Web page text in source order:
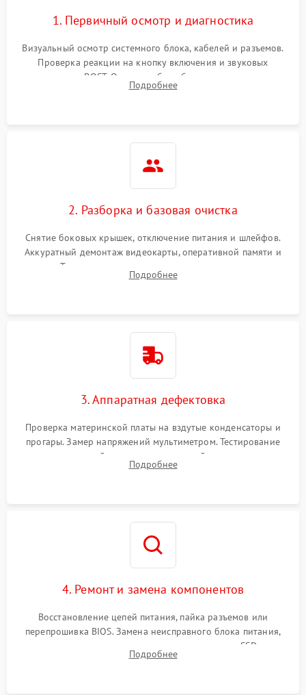
1. Первичный осмотр и диагностика
Визуальный осмотр системного блока, кабелей и разъемов.
Проверка реакции на кнопку включения и звуковых
сигналов POST. Оценка работы блока питания для
локализации базовых неисправностей без полного разбора.
Подробнее
2. Разборка и базовая очистка
Снятие боковых крышек, отключение питания и шлейфов.
Аккуратный демонтаж видеокарты, оперативной памяти и
кулеров. Тщательная очистка корпуса и радиаторов от пыли
с помощью сжатого воздуха для предотвращения
Подробнее
3. Аппаратная дефектовка
Проверка материнской платы на вздутые конденсаторы и
прогары. Замер напряжений мультиметром. Тестирование
оперативной памяти и накопителей с помощью
диагностического ПО для выявления сбойных секторов и
Подробнее
4. Ремонт и замена компонентов
Восстановление цепей питания, пайка разъемов или
перепрошивка BIOS. Замена неисправного блока питания,
видеокарты, процессора или установка нового SSD для
восстановления и повышения скорости работы системы.
Подробнее